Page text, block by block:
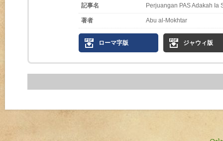
記事名 Perjuangan PAS Adakah Ia
著者 Abu al-Mokhtar
ローマ字版 ジャウィ版